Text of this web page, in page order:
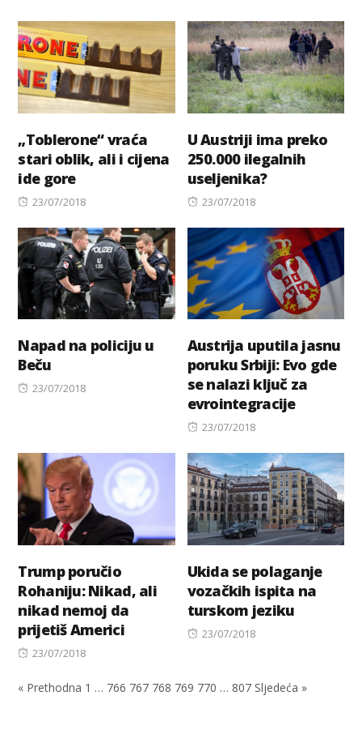
„Toblerone“ vraća
stari oblik, ali i cijena
ide gore
Posted
23/07/2018
U Austriji ima preko
250.000 ilegalnih
useljenika?
Posted
23/07/2018
Napad na policiju u
Beču
Posted
23/07/2018
Austrija uputila jasnu
poruku Srbiji: Evo gde
se nalazi ključ za
evrointegracije
Posted
23/07/2018
Trump poručio
Rohaniju: Nikad, ali
nikad nemoj da
prijetiš Americi
Posted
23/07/2018
Ukida se polaganje
vozačkih ispita na
turskom jeziku
Posted
23/07/2018
« Prethodna 1 … 766 767 768 769 770 … 807 Sljedeća »